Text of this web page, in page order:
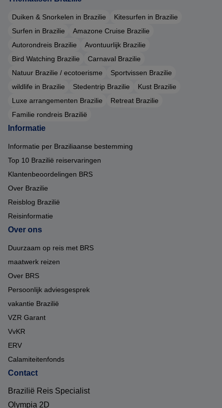
Duiken & Snorkelen in Brazilie
Kitesurfen in Brazilie
Surfen in Brazilie
Amazone Cruise Brazilie
Autorondreis Brazilie
Avontuurlijk Brazilie
Bird Watching Brazilie
Carnaval Brazilie
Natuur Brazilie / ecotoerisme
Sportvissen Brazilie
wildlife in Brazilie
Stedentrip Brazilie
Kust Brazilie
Luxe arrangementen Brazilie
Retreat Brazilie
Familie rondreis Brazilië
Informatie
Informatie per Braziliaanse bestemming
Top 10 Brazilië reiservaringen
Klantenbeoordelingen BRS
Over Brazilie
Reisblog Brazilië
Reisinformatie
Over ons
Duurzaam op reis met BRS
maatwerk reizen
Over BRS
Persoonlijk adviesgesprek
vakantie Brazilië
VZR Garant
VvKR
ERV
Calamiteitenfonds
Contact
Brazilië Reis Specialist
Olympia 2D